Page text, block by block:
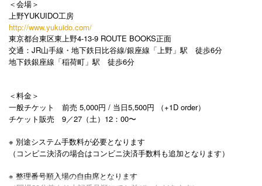
＜会場＞
上野YUKUIDO工房
http://www.yukuido.com/
東京都台東区東上野4-13-9 ROUTE BOOKS正面
交通：JR山手線・地下鉄日比谷線/銀座線「上野」駅 徒歩6分
地下鉄銀座線「稲荷町」駅 徒歩6分
＜料金＞
一般チケット 前売 5,000円 / 当日5,500円 （+1D order）
チケット販売 9／27（土）12：00〜
※ 別途システム手数料が必要となります
（コンビニ決済の場合はコンビニ決済手数料も追加となります）
※ 整理番号順入場の自由席となります